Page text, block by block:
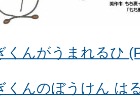
くんがうまれるひ
くんのぼうけん は